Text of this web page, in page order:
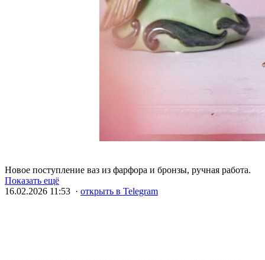
Новое поступление ваз из фарфора и бронзы, ручная работа.
Показать ещё
16.02.2026 11:53 · открыть в Telegram